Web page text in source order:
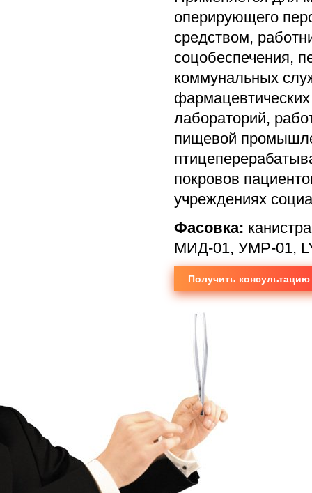
оперирующего
средством,
соцобеспечения,
коммунальных
лабораторий,
пищевой
покровов
учреждениях
Фасовка:
МИД-01, УМР-01,
Получить консультацию